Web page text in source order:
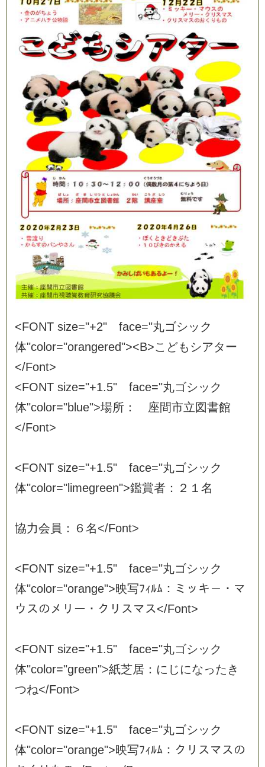
<FONT size="+2" face="丸ゴシッ ク
体"coor="orangered"><B>こ ども シアター
</Font>
<FONT size="+1.5" face="丸ゴシッ ク
体"coor="b ue">場所 ： 座間市立 図書館
</Font>
<FONT size="+1.5" face="丸ゴシッ ク
体"coor=" imegreen">鑑賞者 ： ２ １ 名
協力会 員 ： ６ 名</Font>
<FONT size="+1.5" face="丸ゴシッ ク
体"coor="orange">映写ﾌｨﾙﾑ ： ミ ッ キ － ・ マ
ウ スのメ リ ー ・ ク リ スマス</Font>
<FONT size="+1.5" face="丸ゴシッ ク
体"coor="green">紙芝居 ： に じ になった き
つね</Font>
<FONT size="+1.5" face="丸ゴシッ ク
体"coor="orange">映写ﾌｨﾙﾑ ： ク リ スマスの